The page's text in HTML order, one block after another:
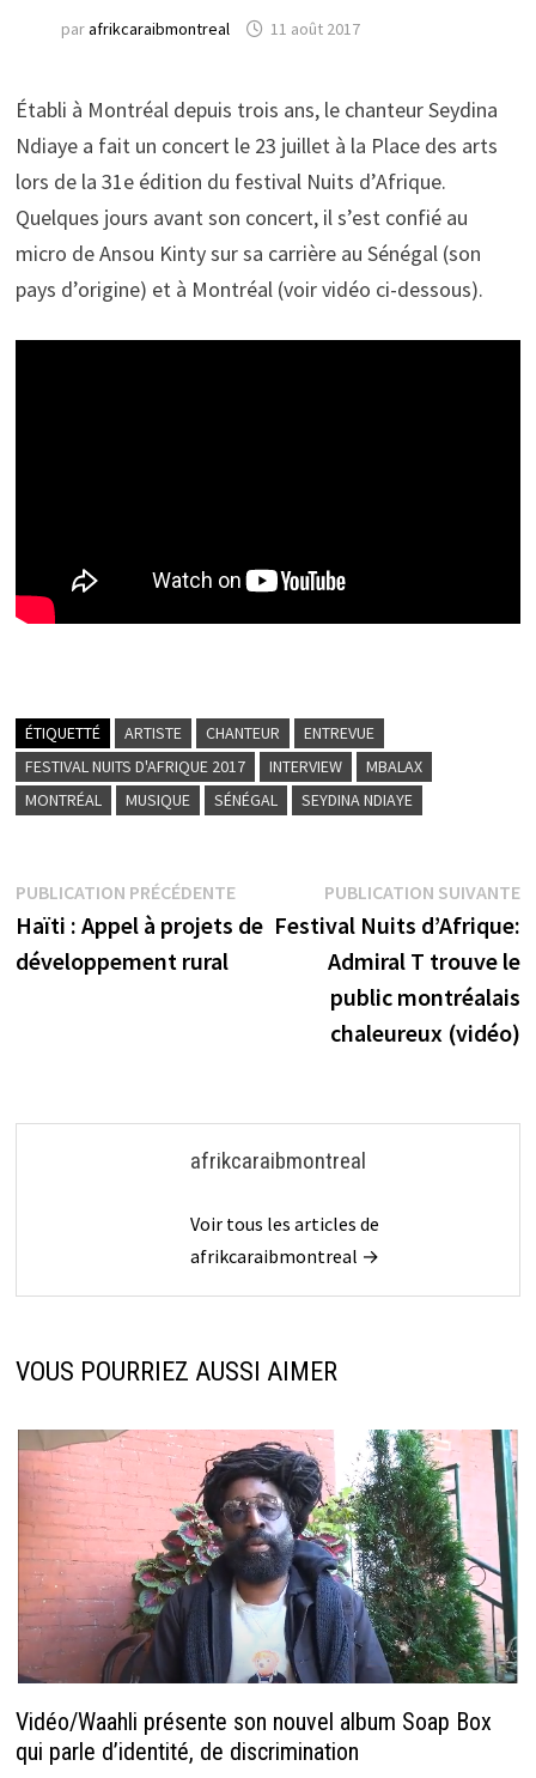
parafrikcaraibmontreal 11 août 2017
Établi à Montréal depuis trois ans, le chanteur Seydina
Ndiaye a fait un concert le 23 juillet à la Place des arts
lors de la 31e édition du festival Nuits d’Afrique.
Quelques jours avant son concert, il s’est confié au
micro de Ansou Kinty sur sa carrière au Sénégal (son
pays d’origine) et à Montréal (voir vidéo ci-dessous).
ÉTIQUETTÉ ARTISTE CHANTEUR
ENTREVUE
FESTIVAL NUITS D'AFRIQUE 2017
INTERVIEW
MBALAX
MONTRÉAL
MUSIQUE SÉNÉGAL SEYDINA NDIAYE
Navigation
de
l’article
PUBLICATION PRÉCÉDENTEPublication
précédente :
Haïti : Appel à projets de
développement rural
PUBLICATION SUIVANTE
Festival Nuits d’Afrique:
Admiral T trouve le
public montréalais
chaleureux (vidéo)
afrikcaraibmontreal
Voir tous les articles de
afrikcaraibmontreal →
VOUS POURRIEZ AUSSI AIMER
Vidéo/Waahli présente son nouvel album Soap Box
qui parle d’identité, de discrimination